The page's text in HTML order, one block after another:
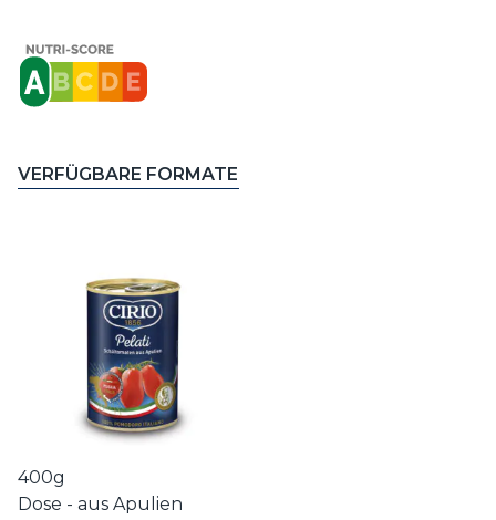
VERFÜGBARE FORMATE
400g
Dose - aus Apulien